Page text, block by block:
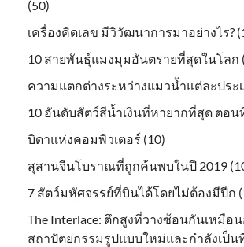
(50)
เครื่องคิดเลข มีวิวัฒนาการมาอย่างไร?
10 สายพันธุ์แมงมุมอันตรายที่สุดในโลก
ความแตกต่างระหว่างแมวน้ำแต่ละประ
10 อันดับสัตว์สีน้ำเงินที่หายากที่สุด ตอน
บิดาแห่งคอมพิวเตอร์ (10)
สุสานจีนโบราณที่ถูกค้นพบในปี 2019
7 สัตว์มหัศจรรย์ที่บินได้โดยไม่ต้องมีปีก
The Interlace: ตึกสูงที่วางซ้อนกันเหมือ
สถาปัตยกรรมรูปแบบใหม่และกำลังเป็น